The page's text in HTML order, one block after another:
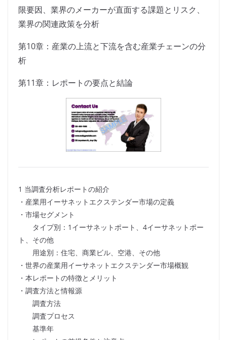
限要因、業界のメーカーが直面する課題とリスク、
業界の関連政策を分析
第10章：産業の上流と下流を含む産業チェーンの分
析
第11章：レポートの要点と結論
1 当調査分析レポートの紹介
・産業用イーサネットエクステンダー市場の定義
・市場セグメント
タイプ別：1イーサネットポート、4イーサネットポー
ト、その他
用途別：住宅、商業ビル、空港、その他
・世界の産業用イーサネットエクステンダー市場概観
・本レポートの特徴とメリット
・調査方法と情報源
調査方法
調査プロセス
基準年